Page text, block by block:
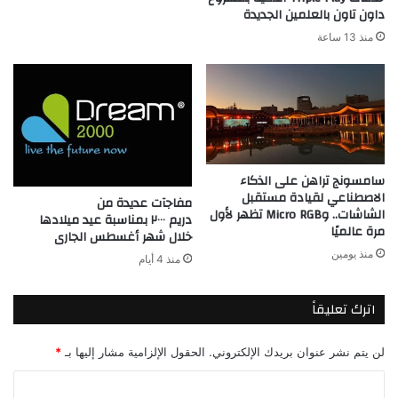
داون تاون بالعلمين الجديدة
منذ 13 ساعة
سامسونج تراهن على الذكاء
الاصطناعي لقيادة مستقبل
الشاشات.. وMicro RGB تظهر لأول
مرة عالميًا
منذ يومين
مفاجآت عديدة من
دريم ٢٠٠٠ بمناسبة عيد ميلادها
خلال شهر أغسطس الجارى
منذ 4 أيام
اترك تعليقاً
لن يتم نشر عنوان بريدك الإلكتروني. الحقول الإلزامية مشار إليها بـ *